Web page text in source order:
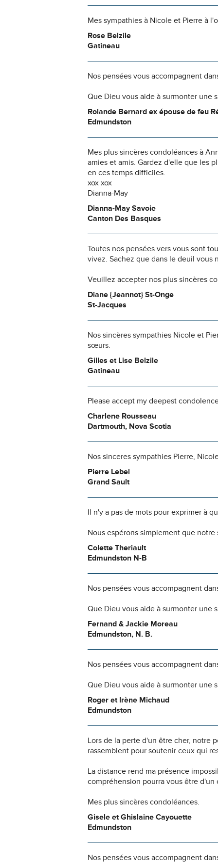
Mes sympathies à Nicole et Pierre à
Rose Belzile
Gatineau
Nos pensées vous accompagnent
Que Dieu vous aide à surmonter une
Rolande Bernard ex épouse de feu
Edmundston
Mes plus sincères condoléances à
amies et amis. Gardez d'elle que les
en ces temps difficiles.
xox xox
Dianna-May
Dianna-May Savoie
Canton Des Basques
Toutes nos pensées vers vous sont
vivez. Sachez que dans le deuil vous
Veuillez accepter nos plus sincères
Diane {Jeannot} St-Onge
St-Jacques
Nos sincères sympathies Nicole et
sœurs.
Gilles et Lise Belzile
Gatineau
Please accept my deepest
Charlene Rousseau
Dartmouth, Nova Scotia
Nos sinceres sympathies Pierre,
Pierre Lebel
Grand Sault
Il n'y a pas de mots pour exprimer à
Nous espérons simplement que
Colette Theriault
Edmundston N-B
Nos pensées vous accompagnent
Que Dieu vous aide à surmonter une
Fernand & Jackie Moreau
Edmundston, N. B.
Nos pensées vous accompagnent
Que Dieu vous aide à surmonter une
Roger et Irène Michaud
Edmundston
Lors de la perte d'un être cher, notre
rassemblent pour soutenir ceux qui
La distance rend ma présence
compréhension pourra vous être d'un
Mes plus sincères condoléances.
Gisele et Ghislaine Cayouette
Edmundston
Nos pensées vous accompagnent